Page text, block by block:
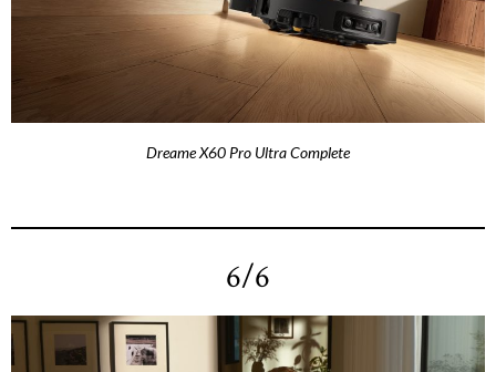
Dreame X60 Pro Ultra Complete
6/6